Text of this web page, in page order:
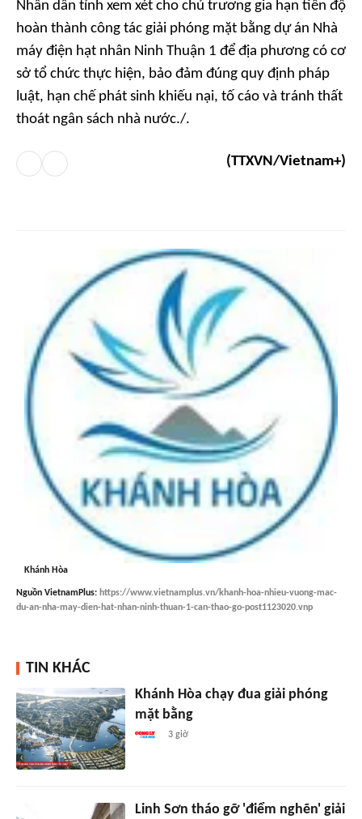
Nhân dân tỉnh xem xét cho chủ trương gia hạn tiến độ
hoàn thành công tác giải phóng mặt bằng dự án Nhà
máy điện hạt nhân Ninh Thuận 1 để địa phương có cơ
sở tổ chức thực hiện, bảo đảm đúng quy định pháp
luật, hạn chế phát sinh khiếu nại, tố cáo và tránh thất
thoát ngân sách nhà nước./.
(TTXVN/Vietnam+)
Khánh Hòa
Nguồn VietnamPlus: https://www.vietnamplus.vn/khanh-hoa-nhieu-vuong-mac-
du-an-nha-may-dien-hat-nhan-ninh-thuan-1-can-thao-go-post1123020.vnp
TIN KHÁC
Khánh Hòa chạy đua giải phóng
mặt bằng
3 giờ
Linh Sơn tháo gỡ 'điểm nghẽn' giải